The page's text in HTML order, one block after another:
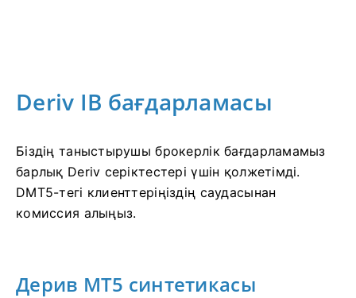
Deriv IB бағдарламасы
Біздің таныстырушы брокерлік бағдарламамыз
барлық Deriv серіктестері үшін қолжетімді.
DMT5-тегі клиенттеріңіздің саудасынан
комиссия алыңыз.
Дерив MT5 синтетикасы